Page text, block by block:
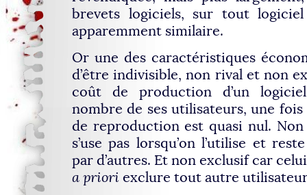
brevets logiciels, sur tout
apparemment similaire.
Or une des caractéristiques
d’être indivisible, non rival et non
coût de production d’un
nombre de ses utilisateurs, une
de reproduction est quasi nul.
s’use pas lorsqu’on l’utilise et
par d’autres. Et non exclusif car
a priori exclure tout autre